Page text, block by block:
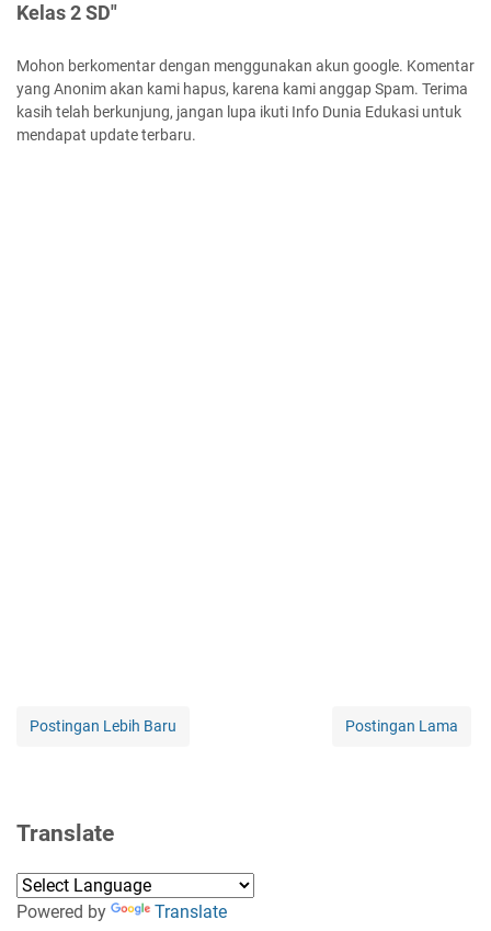
Kelas 2 SD"
Mohon berkomentar dengan menggunakan akun google. Komentar
yang Anonim akan kami hapus, karena kami anggap Spam. Terima
kasih telah berkunjung, jangan lupa ikuti Info Dunia Edukasi untuk
mendapat update terbaru.
Postingan Lebih Baru Postingan Lama
Translate
Powered by Translate